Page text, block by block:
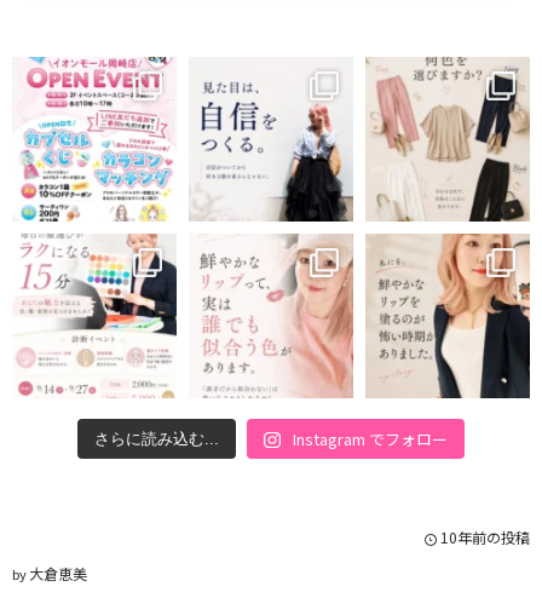
さらに読み込む... Instagram でフォロー
10年前の投稿
by大倉恵美